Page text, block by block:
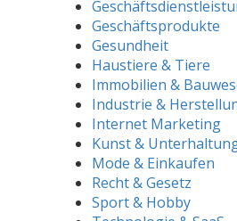
Geschäftsprodukte
Gesundheit
Haustiere & Tiere
Immobilien &
Industrie &
Internet Marketing
Kunst &
Mode & Einkaufen
Recht & Gesetz
Sport & Hobby